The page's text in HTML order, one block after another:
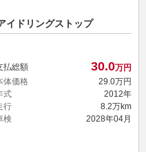
イドリングストップ
払総額 30.0万円
体価格
29. 0万円
式
2012年
行
8.2万km
検
2028年04月